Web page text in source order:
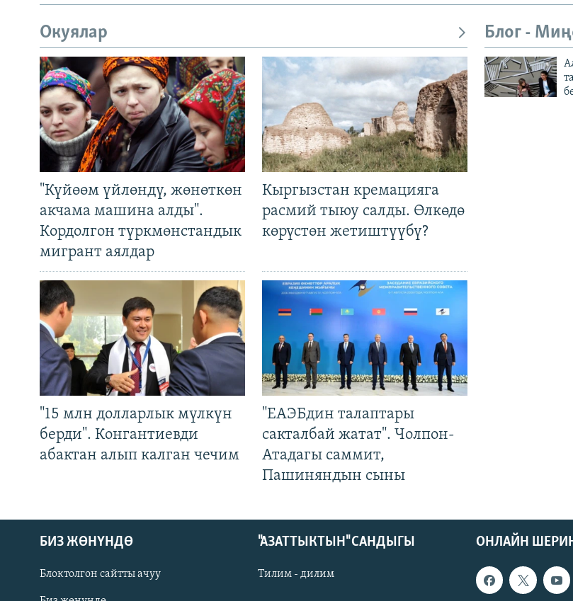
Окуялар
"Күйөөм үйлөндү, жөнөткөн
акчама машина алды".
Кордолгон түркмөнстандык
мигрант аялдар
Кыргызстан кремацияга
расмий тыюу салды. Өлкөдө
көрүстөн жетиштүүбү?
"15 млн долларлык мүлкүн
берди". Конгантиевди
абактан алып калган чечим
"ЕАЭБдин талаптары
сакталбай жатат". Чолпон-
Атадагы саммит,
Пашиняндын сыны
Блог -
ОНЛАЙН
БИЗ ЖӨНҮНДӨ
Блоктолгон сайтты ачуу
"АЗАТТЫКТЫН" САНДЫГЫ
Тилим - дилим